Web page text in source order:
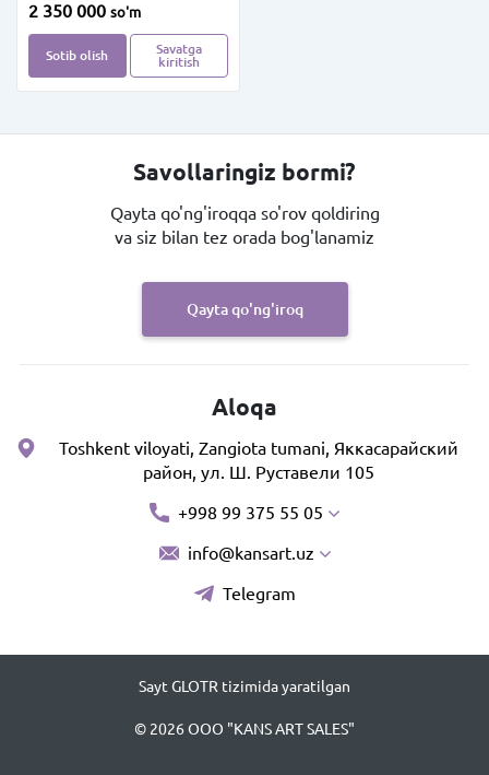
2 350 000 so'm
Sotib olish
Savatga
kiritish
Savollaringiz bormi?
Qayta qo'ng'iroqqa so'rov qoldiring
va siz bilan tez orada bog'lanamiz
Qayta qo'ng'iroq
Aloqa
Toshkent viloyati, Zangiota tumani, Яккасарайский
район, ул. Ш. Руставели 105
+998 99 375 55 05
info@kansart.uz
Telegram
Sayt GLOTR tizimida yaratilgan
© 2026 OOO "KANS ART SALES"